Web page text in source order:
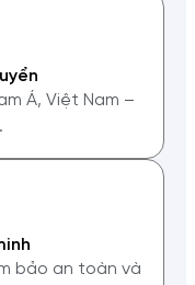
Á, Việt Nam –
bảo an toàn và